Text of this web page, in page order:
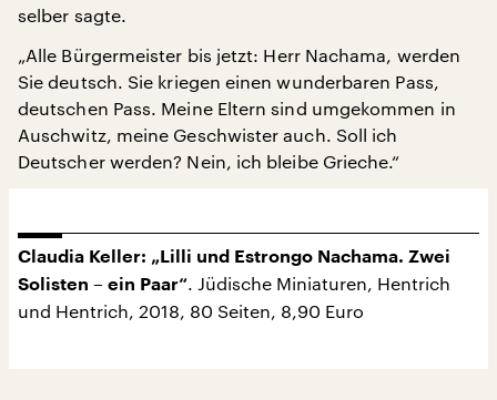
selber sagte.
„Alle Bürgermeister bis jetzt: Herr Nachama, werden
Sie deutsch. Sie kriegen einen wunderbaren Pass,
deutschen Pass. Meine Eltern sind umgekommen in
Auschwitz, meine Geschwister auch. Soll ich
Deutscher werden? Nein, ich bleibe Grieche.“
Claudia Keller: „Lilli und Estrongo Nachama. Zwei
Solisten – ein Paar“. Jüdische Miniaturen, Hentrich
und Hentrich, 2018, 80 Seiten, 8,90 Euro